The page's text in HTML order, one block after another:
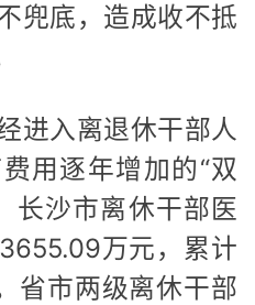
兜底，造成收不抵
进入离退休干部人
用逐年增加的“双
长沙市离休干部医
万元，累计
省市两级离休干部